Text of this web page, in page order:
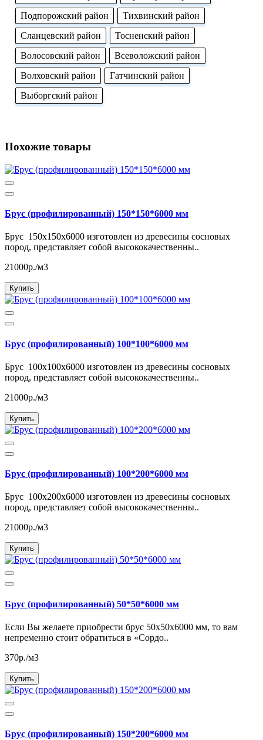
Подпорожский район
Тихвинский район
Сланцевский район
Тосненский район
Волосовский район
Всеволожский район
Волховский район
Гатчинский район
Выборгский район
Похожие товары
Брус (профилированный) 150*150*6000 мм
Брус 150x150x6000 изготовлен из древесины сосновых
пород, представляет собой высококачественны..
21000р./м3
Купить
Брус (профилированный) 100*100*6000 мм
Брус 100x100x6000 изготовлен из древесины сосновых
пород, представляет собой высококачественны..
21000р./м3
Купить
Брус (профилированный) 100*200*6000 мм
Брус 100x200x6000 изготовлен из древесины сосновых
пород, представляет собой высококачественны..
21000р./м3
Купить
Брус (профилированный) 50*50*6000 мм
Если Вы желаете приобрести брус 50х50х6000 мм, то вам
непременно стоит обратиться в «Сордо..
370р./м3
Купить
Брус (профилированный) 150*200*6000 мм